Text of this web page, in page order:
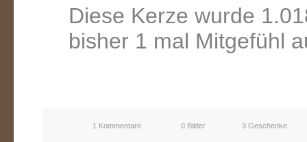
Diese Kerze wurde
bisher 1 mal Mitgefühl
1 Kommentare 0 Bilder 3 Geschenke